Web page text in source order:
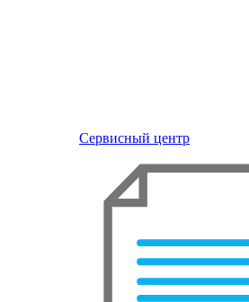
Сервисный центр